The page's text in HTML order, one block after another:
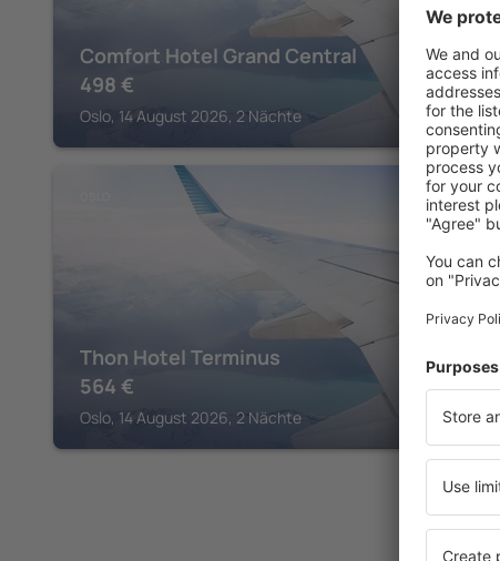
Comfort Hotel Grand Central
498 €
Oslo, 14 August 2026, 2 Nächte
Thon Hotel Terminus
564 €
Oslo, 14 August 2026, 2 Nächte